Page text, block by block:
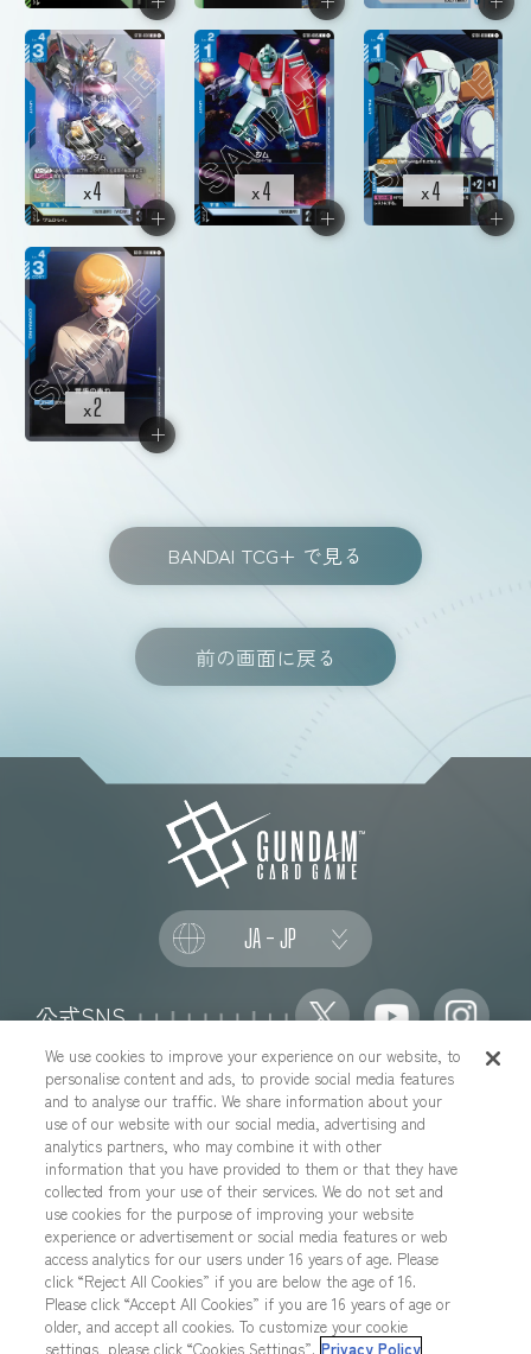
x4 x4 x4
x2
BANDAI TCG+ で見る
前の画面に戻る
JA - JP
公式SNS
推奨環境について
お問い合わせ
Cookies Settings
プライバシーポリシー
プライバシーノーティス
YouTubeガイドラインについて
地域を選択する
本サイトに掲載されているすべての画像・テキスト・データの無断転
We use cookies to improve your experience on our website, to
personalise content and ads, to provide social media features
and to analyse our traffic. We share information about your
use of our website with our social media, advertising and
analytics partners, who may combine it with other
information that you have provided to them or that they have
collected from your use of their services. We do not set and
use cookies for the purpose of improving your website
experience or advertisement or social media features or web
access analytics for our users under 16 years of age. Please
click “Reject All Cookies” if you are below the age of 16.
Please click “Accept All Cookies” if you are 16 years of age or
older, and accept all cookies. To customize your cookie
settings, please click “Cookies Settings”. Privacy Policy